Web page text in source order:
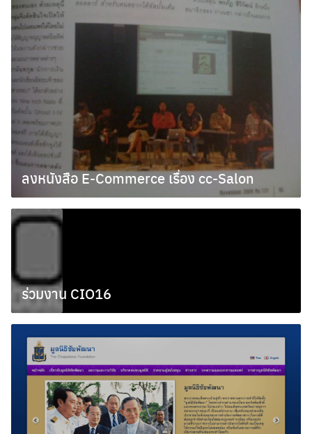
ลงหนังสือ E-Commerce เรื่อง cc-Salon
พฤศจิกายน 13, 2009
ร่วมงาน CIO16
พฤศจิกายน 10, 2009